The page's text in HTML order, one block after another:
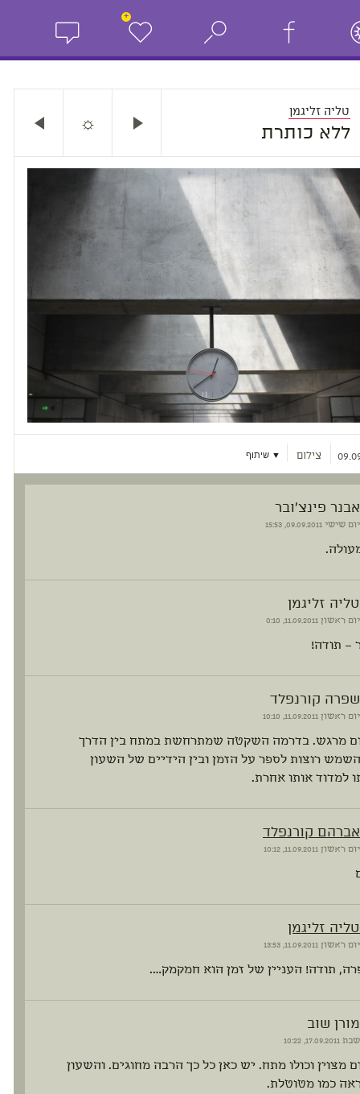
+
טליה זליגמן
ללא כותרת ☼
צילום ▼ שיתוף
אבנר פינצ'ובר
יום שישי
טליה זליגמן
יום ראשון
– תודה!
שפרה קורנפלד
יום ראשון
מרגש. בדרמה השקטה שמתרחשת במתח בין הדרך
רוצות לספר על הזמן ובין הידיים של השעון
למדוד אותו אחרת.
אברהם קורנפלד
יום ראשון
טליה זליגמן
יום ראשון
תודה! העניין של זמן הוא חמקמק….
מורן שוב
שבת
מצוין וכולו מתח. יש כאן כל כך הרבה מחוגים. והשעון
כמו מטוטלת.